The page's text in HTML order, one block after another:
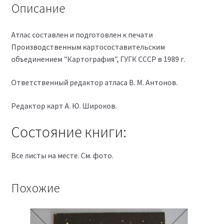
Описание
Атлас составлен и подготовлен к печати
Производственным картосоставительским
объединением "Картография", ГУГК СССР в 1989 г.
Ответственный редактор атласа В. М. Антонов.
Редактор карт А. Ю. Широков.
Состояние книги:
Все листы на месте. См. фото.
Похожие